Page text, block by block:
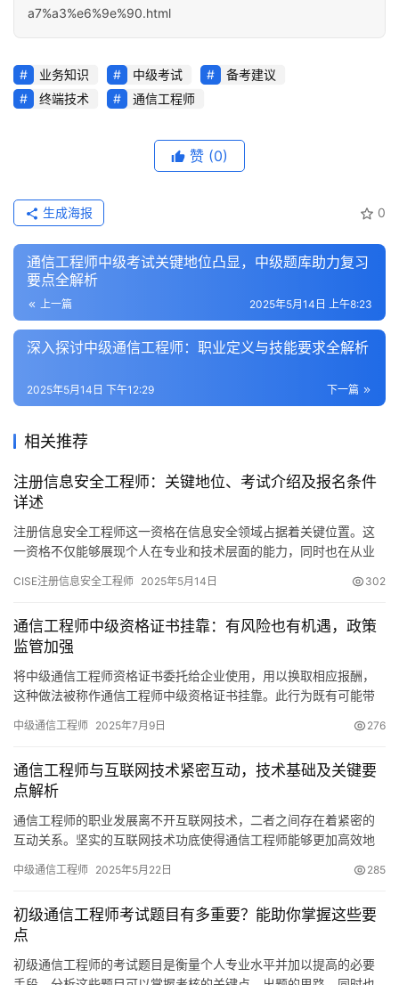
a7%a3%e6%9e%90.html
业务知识 中级考试
备考建议
终端技术
通信工程师
赞 (0)
0
生成海报
通信工程师中级考试关键地位凸显，中级题库助力复习
要点全解析
上一篇 2025年5月14日 上午8:23
深入探讨中级通信工程师：职业定义与技能要求全解析
下一篇
2025年5月14日 下午12:29
相关推荐
注册信息安全工程师：关键地位、考试介绍及报名条件
详述
注册信息安全工程师这一资格在信息安全领域占据着关键位置。这
一资格不仅能够展现个人在专业和技术层面的能力，同时也在从业
CISE注册信息安全工程师 2025年5月14日 302
通信工程师中级资格证书挂靠：有风险也有机遇，政策
监管加强
将中级通信工程师资格证书委托给企业使用，用以换取相应报酬，
这种做法被称作通信工程师中级资格证书挂靠。此行为既有可能带
中级通信工程师 2025年7月9日 276
通信工程师与互联网技术紧密互动，技术基础及关键要
点解析
通信工程师的职业发展离不开互联网技术，二者之间存在着紧密的
互动关系。坚实的互联网技术功底使得通信工程师能够更加高效地
中级通信工程师 2025年5月22日 285
初级通信工程师考试题目有多重要？能助你掌握这些要
点
初级通信工程师的考试题目是衡量个人专业水平并加以提高的必要